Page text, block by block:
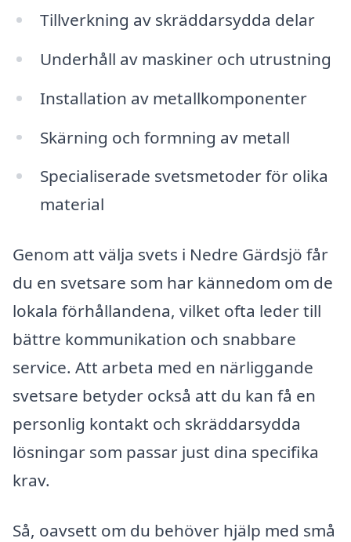
Tillverkning av skräddarsydda delar
Underhåll av maskiner och utrustning
Installation av metallkomponenter
Skärning och formning av metall
Specialiserade svetsmetoder för olika
material
Genom att välja svets i Nedre Gärdsjö får
du en svetsare som har kännedom om de
lokala förhållandena, vilket ofta leder till
bättre kommunikation och snabbare
service. Att arbeta med en närliggande
svetsare betyder också att du kan få en
personlig kontakt och skräddarsydda
lösningar som passar just dina specifika
krav.
Så, oavsett om du behöver hjälp med små